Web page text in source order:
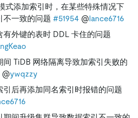
式添加索引时，在某些特殊情况下
不一致的问题 #51954 @lance6716
有外键的表时 DDL 卡住的问题
间 TiDB 网络隔离导致加索引失败的
@ywqzzy
引后再添加同名索引时报错的问题